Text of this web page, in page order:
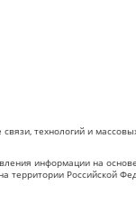
технологий и
информации на
территории Российской